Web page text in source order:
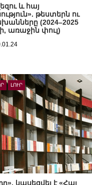
և հայ
թեստերն ու
(2024–2025
առաջին փուլ)
ԼՈՒՐ
կասեցվել է «Հայ